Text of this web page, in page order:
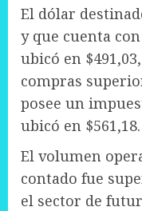
El dólar
y que cuenta
ubicó en
compras
posee un
ubicó en $561,18.
El volumen
contado fue
el sector de